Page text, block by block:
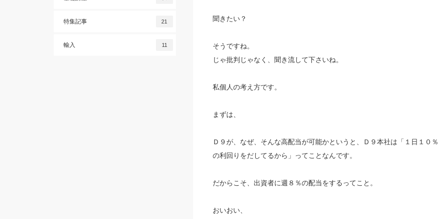
聞きたい？
そうですね。
じゃ批判じゃなく、聞き流して下さいね。
私個人の考え方です。
まずは、
Ｄ９が、なぜ、そんな高配当が可能かというと、Ｄ９本社は「１日１０％
の利回りをだしてるから」ってことなんです。
だからこそ、出資者に週８％の配当をするってこと。
おいおい、
特集記事 21
輸入 11